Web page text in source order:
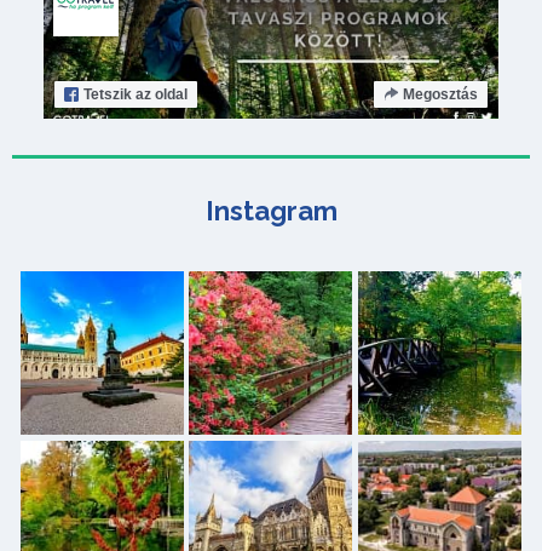
Tetszik az oldal Megosztás
Instagram